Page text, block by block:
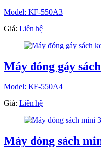
Model: KF-550A3
Giá: Liên hệ
Máy đóng gáy
Model: KF-550A4
Giá: Liên hệ
Máy đóng sách